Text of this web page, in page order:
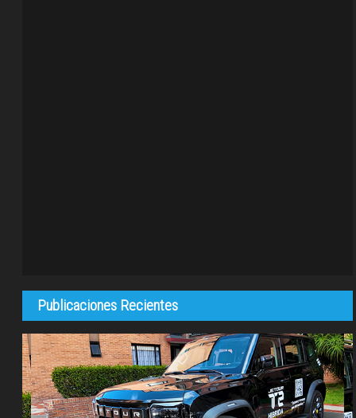
Publicaciones Recientes